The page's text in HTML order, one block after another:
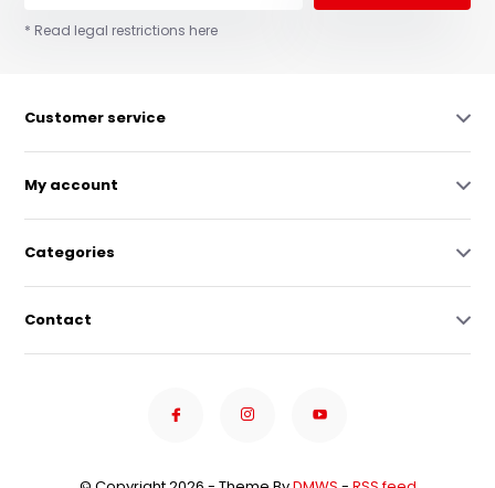
* Read legal restrictions here
Customer service
My account
Categories
Contact